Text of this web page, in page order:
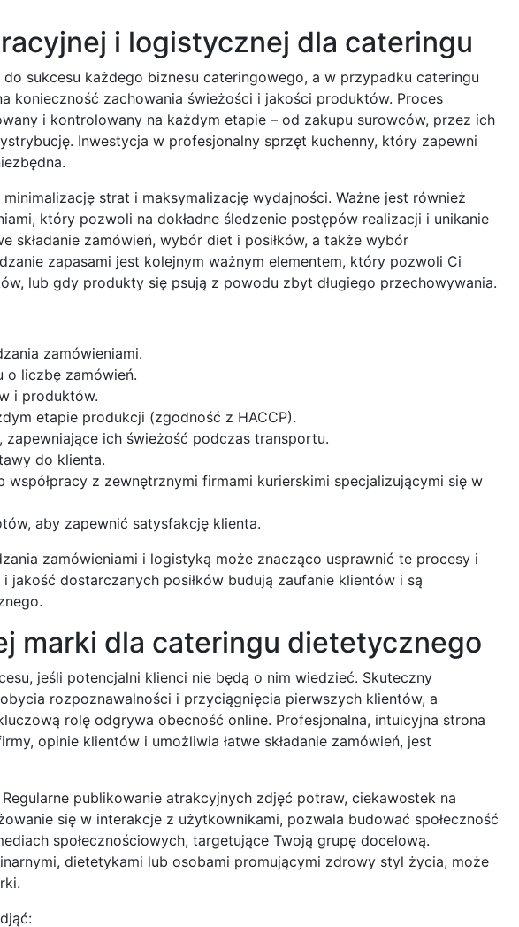
i logistycznej dla cateringu
sukcesu każdego biznesu cateringowego, a w przypadku cateringu
konieczność zachowania świeżości i jakości produktów. Proces
i kontrolowany na każdym etapie – od zakupu surowców, przez ich
Inwestycja w profesjonalny sprzęt kuchenny, który zapewni
strat i maksymalizację wydajności. Ważne jest również
który pozwoli na dokładne śledzenie postępów realizacji i unikanie
składanie zamówień, wybór diet i posiłków, a także wybór
zapasami jest kolejnym ważnym elementem, który pozwoli Ci
lub gdy produkty się psują z powodu zbyt długiego przechowywania.
zamówieniami.
o liczbę zamówień.
i produktów.
etapie produkcji (zgodność z HACCP).
zapewniające ich świeżość podczas transportu.
do klienta.
współpracy z zewnętrznymi firmami kurierskimi specjalizującymi się w
aby zapewnić satysfakcję klienta.
zamówieniami i logistyką może znacząco usprawnić te procesy i
jakość dostarczanych posiłków budują zaufanie klientów i są
marki dla cateringu dietetycznego
jeśli potencjalni klienci nie będą o nim wiedzieć. Skuteczny
rozpoznawalności i przyciągnięcia pierwszych klientów, a
rolę odgrywa obecność online. Profesjonalna, intuicyjna strona
opinie klientów i umożliwia łatwe składanie zamówień, jest
publikowanie atrakcyjnych zdjęć potraw, ciekawostek na
się w interakcje z użytkownikami, pozwala budować społeczność
społecznościowych, targetujące Twoją grupę docelową.
dietetykami lub osobami promującymi zdrowy styl życia, może